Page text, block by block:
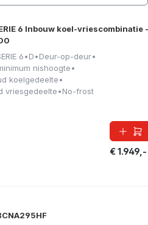
6 Inbouw koel-vriescombinatie -
6•D•Deur-op-deur•
nishoogte•
koelgedeelte•
vriesgedeelte•No-frost
€ 1.949,-